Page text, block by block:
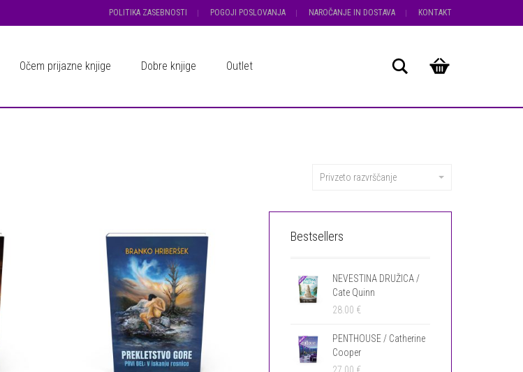
POLITIKA ZASEBNOSTI POGOJI POSLOVANJA NAROČANJE IN DOSTAVA KONTAKT
Očem prijazne knjige Dobre knjige Outlet
Privzeto razvrščanje
Bestsellers
NEVESTINA DRUŽICA /
Cate Quinn
28.00 €
PENTHOUSE / Catherine
Cooper